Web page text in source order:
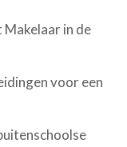
in de
voor een